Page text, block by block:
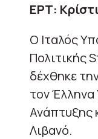
ΕΡΤ:
Ο Ιταλός
Πολιτικής
δέχθηκε
τον Έλληνα
Ανάπτυξης
Λιβανό.